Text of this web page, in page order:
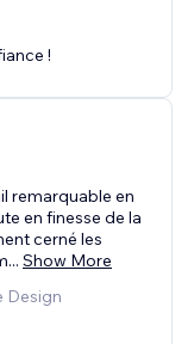
!
remarquable en
en finesse de la
cerné les
... Show More
Design